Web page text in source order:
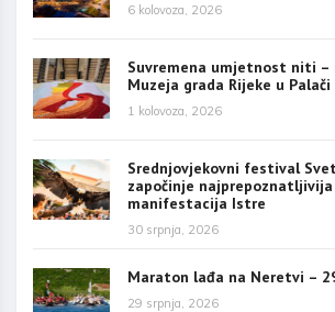
6 kolovoza, 2026
Suvremena umjetnost niti –
Muzeja grada Rijeke u Palači
1 kolovoza, 2026
Srednjovjekovni festival
započinje
manifestacija Istre
30 srpnja, 2026
Maraton lađa na Neretvi –
29 srpnja, 2026